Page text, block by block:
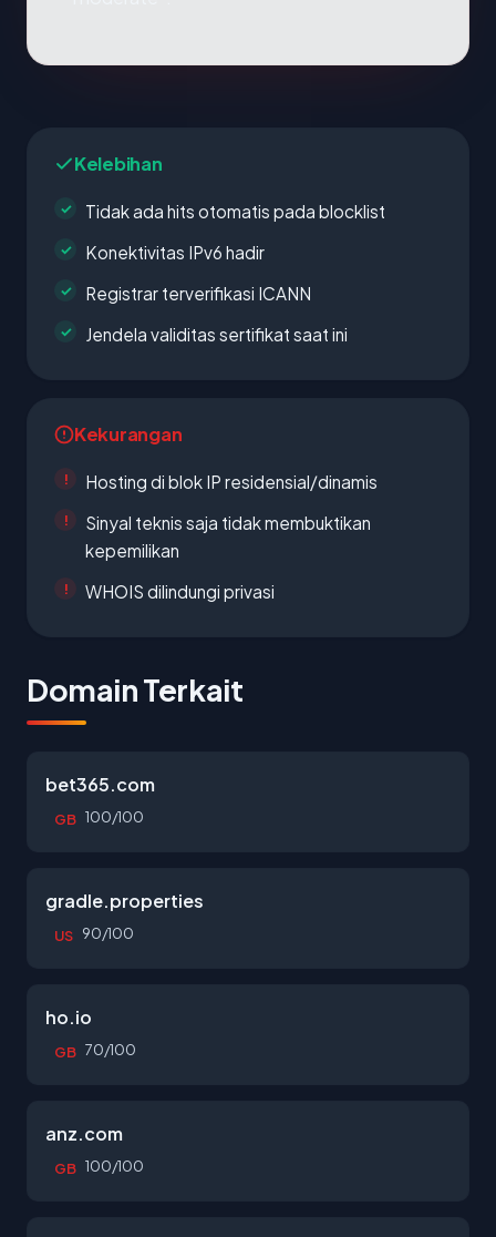
Kelebihan
Tidak ada hits otomatis pada blocklist
Konektivitas IPv6 hadir
Registrar terverifikasi ICANN
Jendela validitas sertifikat saat ini
Kekurangan
Hosting di blok IP residensial/dinamis
Sinyal teknis saja tidak membuktikan
kepemilikan
WHOIS dilindungi privasi
Domain Terkait
bet365.com
GB 100/100
gradle.properties
US 90/100
ho.io
GB 70/100
anz.com
GB 100/100